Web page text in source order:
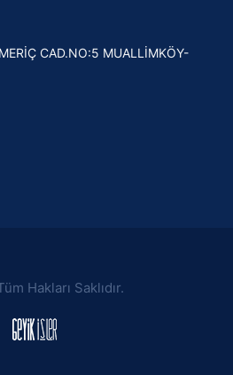
CAD.NO:5 MUALLİMKÖY-
Hakları Saklıdır.